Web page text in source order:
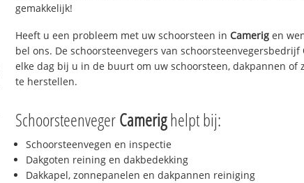
gemakkelijk!
Heeft u een probleem met uw schoorsteen in Camerig en
bel ons. De schoorsteenvegers van schoorsteenvegersbedrijf
elke dag bij u in de buurt om uw schoorsteen, dakpannen of
te herstellen.
SchoorsteenvegerCamerighelpt bij:
Schoorsteenvegen en inspectie
Dakgoten reining en dakbedekking
Dakkapel, zonnepanelen en dakpannen reiniging